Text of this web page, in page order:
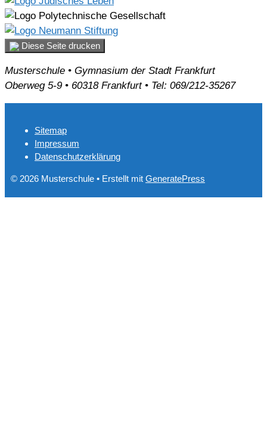
Diese Seite drucken
Musterschule • Gymnasium der Stadt Frankfurt
Oberweg 5-9 • 60318 Frankfurt • Tel: 069/212-35267
Sitemap
Impressum
Datenschutzerklärung
© 2026 Musterschule • Erstellt mit GeneratePress